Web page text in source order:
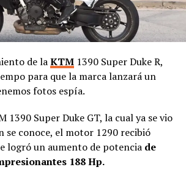
de laKTM1390 Super Duke R,
para que la marca lanzará un
fotos espía.
1390 Super Duke GT, la cual ya se vio
se conoce, el motor 1290 recibió
logró un aumento de potencia de
188 Hp.